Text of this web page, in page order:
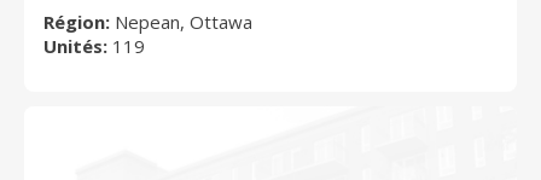
Région: Nepean, Ottawa
Unités: 119